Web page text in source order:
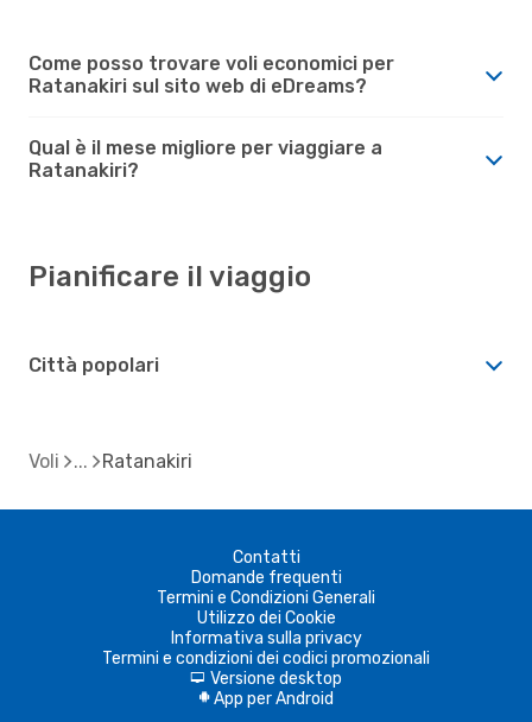
Come posso trovare voli economici per
Ratanakiri sul sito web di eDreams?
Qual è il mese migliore per viaggiare a
Ratanakiri?
Pianificare il viaggio
Città popolari
Voli Ratanakiri
Contatti
Domande frequenti
Termini e Condizioni Generali
Utilizzo dei Cookie
Informativa sulla privacy
Termini e condizioni dei codici promozionali
d Versione desktop
A App per Android